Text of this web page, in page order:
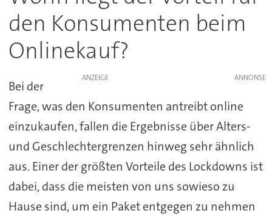
den Konsumenten beim
Onlinekauf?
ANZEIGE
Bei der
Frage, was den Konsumenten antreibt online
einzukaufen, fallen die Ergebnisse über Alters-
und Geschlechtergrenzen hinweg sehr ähnlich
aus. Einer der größten Vorteile des Lockdowns ist
dabei, dass die meisten von uns sowieso zu
Hause sind, um ein Paket entgegen zu nehmen